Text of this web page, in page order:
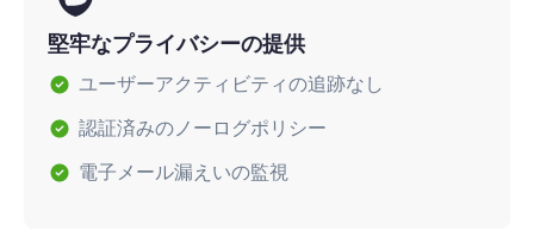
堅牢なプライバシーの提供
ユーザーアクティビティの追跡なし
認証済みのノーログポリシー
電子メール漏えいの監視